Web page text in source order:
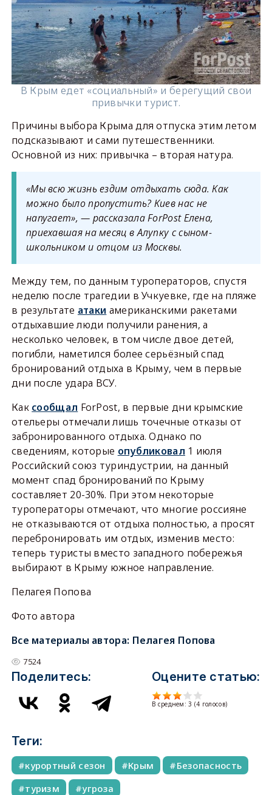
В Крым едет «социальный» и берегущий свои
привычки турист.
Причины выбора Крыма для отпуска этим летом
подсказывают и сами путешественники.
Основной из них: привычка – вторая натура.
«Мы всю жизнь ездим отдыхать сюда. Как
можно было пропустить? Киев нас не
напугает», — рассказала ForPost Елена,
приехавшая на месяц в Алупку с сыном-
школьником и отцом из Москвы.
Между тем, по данным туроператоров, спустя
неделю после трагедии в Учкуевке, где на пляже
в результате атаки американскими ракетами
отдыхавшие люди получили ранения, а
несколько человек, в том числе двое детей,
погибли, наметился более серьёзный спад
бронирований отдыха в Крыму, чем в первые
дни после удара ВСУ.
Как сообщал ForPost, в первые дни крымские
отельеры отмечали лишь точечные отказы от
забронированного отдыха. Однако по
сведениям, которые опубликовал 1 июля
Российский союз туриндустрии, на данный
момент спад бронирований по Крыму
составляет 20-30%. При этом некоторые
туроператоры отмечают, что многие россияне
не отказываются от отдыха полностью, а просят
перебронировать им отдых, изменив место:
теперь туристы вместо западного побережья
выбирают в Крыму южное направление.
Пелагея Попова
Фото автора
Все материалы автора: Пелагея Попова
7524
Поделитесь: Оцените статью:
В среднем:3 (4 голосов)
Теги:
курортный сезон Крым
Безопасность
туризм
угроза